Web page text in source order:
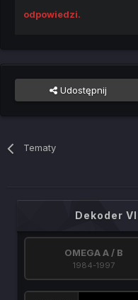
odpowiedzi.
Udostępnij
Tematy
Dekoder
OMEGA A / B
1984-1997